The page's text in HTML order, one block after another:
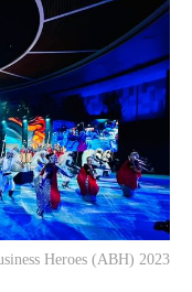
Heroes (ABH) 2023